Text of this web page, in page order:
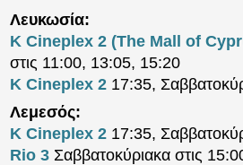
Λευκωσία:
K Cineplex 2 (The Mall of
στις 11:00, 13:05, 15:20
K Cineplex 2 17:35,
Λεμεσός:
K Cineplex 2 17:35,
Rio 3 Σαββατοκύριακα στις